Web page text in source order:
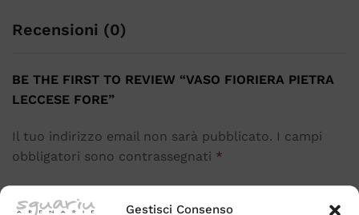
Gestisci Consenso
Recensioni (0)
BE THE FIRST TO REVIEW “VASO FIORIERA PIETRA
LECCESE FORE”
Il tuo indirizzo email non sarà pubblicato. I campi
obbligatori sono contrassegnati *